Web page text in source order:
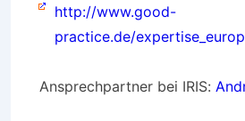
http://www.good-
practice.de/
Ansprechpartner bei IRIS: